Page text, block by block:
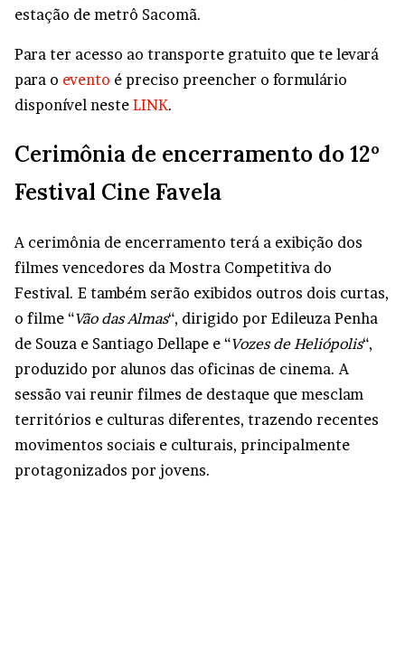
estação de metrô Sacomã.
Para ter acesso ao transporte gratuito que te levará
para o evento é preciso preencher o formulário
disponível neste LINK.
Cerimônia de encerramento do 12º
Festival Cine Favela
A cerimônia de encerramento terá a exibição dos
filmes vencedores da Mostra Competitiva do
Festival. E também serão exibidos outros dois curtas,
o filme “Vão das Almas“, dirigido por Edileuza Penha
de Souza e Santiago Dellape e “Vozes de Heliópolis“,
produzido por alunos das oficinas de cinema. A
sessão vai reunir filmes de destaque que mesclam
territórios e culturas diferentes, trazendo recentes
movimentos sociais e culturais, principalmente
protagonizados por jovens.